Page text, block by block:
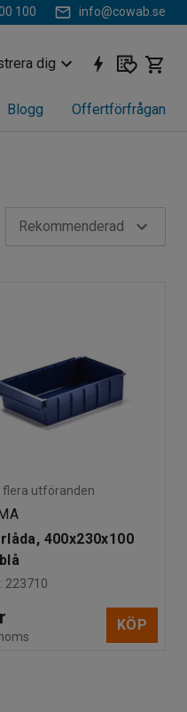
100 info@cowab.se
dig
Blogg Offertförfrågan
Rekommenderad
flera utföranden
400x230x100
: 223710
KÖP